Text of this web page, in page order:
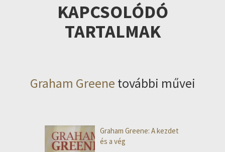
KAPCSOLÓDÓ
TARTALMAK
Graham Greene további művei
Graham Greene: A kezdet
és a vég